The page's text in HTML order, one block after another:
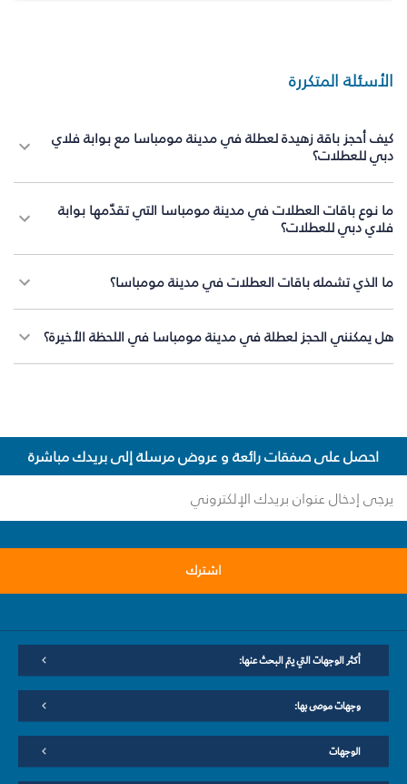
الأسئلة المتكررة
كيف أحجز باقة زهيدة لعطلة في مدينة مومباسا مع بوابة فلاي
دبي للعطلات؟
ما نوع باقات العطلات في مدينة مومباسا التي تقدّمها بوابة
فلاي دبي للعطلات؟
ما الذي تشمله باقات العطلات في مدينة مومباسا؟
هل يمكنني الحجز لعطلة في مدينة مومباسا في اللحظة الأخيرة؟
احصل على صفقات رائعة و عروض مرسلة إلى بريدك مباشرة
اشترك
أكثر الوجهات التي يتم البحث عنها:
وجهات موصى بها:
الوجهات